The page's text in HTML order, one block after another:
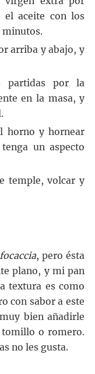
el aceite con los
minutos.
arriba y abajo, y
partidas por la
en la masa, y
horno y hornear
un aspecto
temple, volcar y
focaccia, pero ésta
plano, y mi pan
textura es como
con sabor a este
bien añadirle
tomillo o romero.
no les gusta.